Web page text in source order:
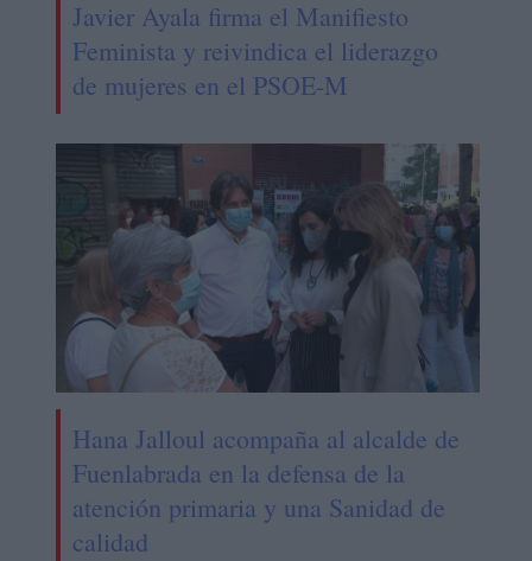
Javier Ayala firma el Manifiesto
Feminista y reivindica el liderazgo
de mujeres en el PSOE-M
Hana Jalloul acompaña al alcalde de
Fuenlabrada en la defensa de la
atención primaria y una Sanidad de
calidad